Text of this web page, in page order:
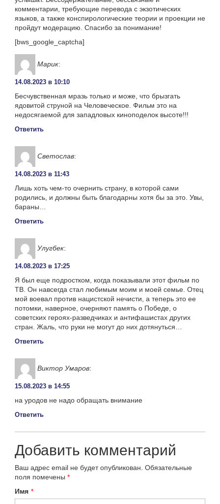
комментарии, требующие перевода с экзотических
языков, а также конспирологические теории и проекции не
пройдут модерацию. Спасибо за понимание!
[bws_google_captcha]
Марик:
14.08.2023 в 10:10
Бесчувственная мразь только и може, что брызгать
ядовитой струной на Человеческое. Фильм это на
недосягаемой для западловых киноподелок высоте!!!
Ответить
Светослав:
14.08.2023 в 11:43
Лишь хоть чем-то очернить страну, в которой сами
родились, и должны быть благодарны хотя бы за это. Увы,
бараны…
Ответить
Улугбек:
14.08.2023 в 17:25
Я был еще подростком, когда показывали этот фильм по
ТВ. Он навсегда стал любимым моим и моей семье. Отец
мой воевал против нацистской нечисти, а теперь это ее
потомки, наверное, очерняют память о Победе, о
советских героях-разведчиках и антифашистах других
стран. Жаль, что руки не могут до них дотянуться…
Ответить
Виктор Умаров:
15.08.2023 в 14:55
на уродов не надо обращать внимание
Ответить
Добавить комментарий
Ваш адрес email не будет опубликован. Обязательные
поля помечены *
Имя *